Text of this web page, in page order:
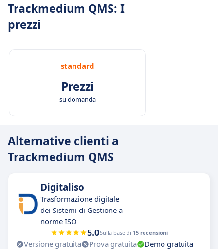
Trackmedium QMS: I
prezzi
standard
Prezzi
su domanda
Alternative clienti a
Trackmedium QMS
Digitaliso
Trasformazione digitale
dei Sistemi di Gestione a
norme ISO
5.0Sulla base di 15 recensioni
Versione gratuita Prova gratuita
Demo gratuita